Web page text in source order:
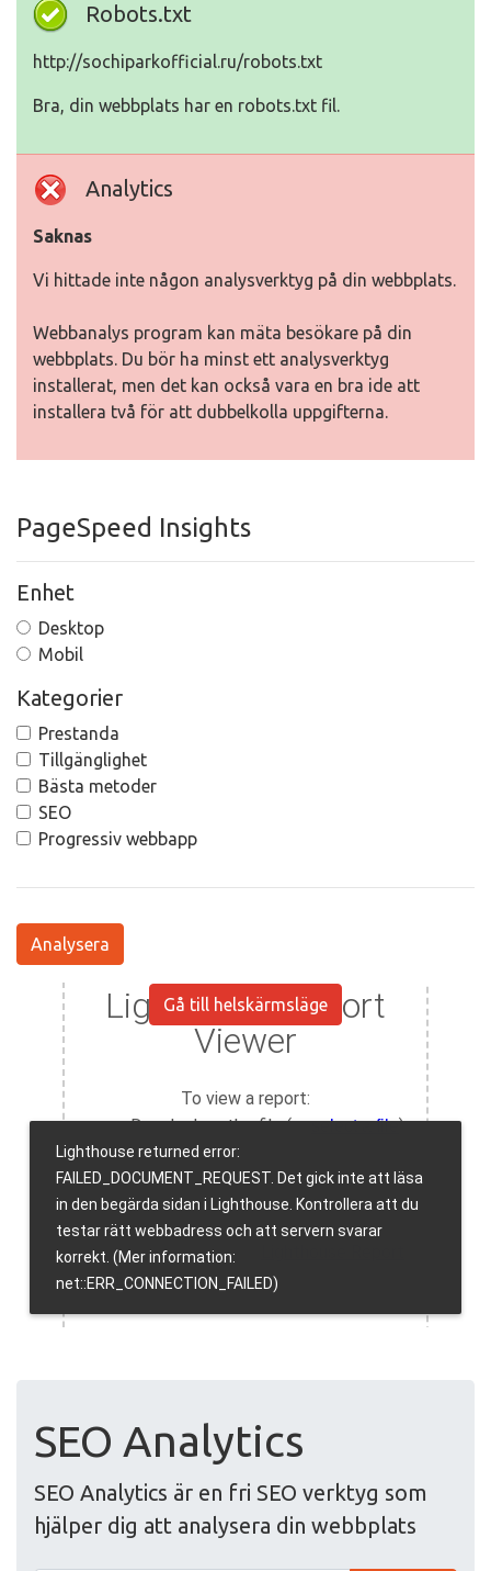
Robots.txt
http://sochiparkofficial.ru/robots.txt
Bra, din webbplats har en robots.txt fil.
Analytics
Saknas
Vi hittade inte någon analysverktyg på din webbplats.
Webbanalys program kan mäta besökare på din
webbplats. Du bör ha minst ett analysverktyg
installerat, men det kan också vara en bra ide att
installera två för att dubbelkolla uppgifterna.
PageSpeed Insights
Enhet
Desktop
Mobil
Kategorier
Prestanda
Tillgänglighet
Bästa metoder
SEO
Progressiv webbapp
Analysera
Gå till helskärmsläge
SEO Analytics
SEO Analytics är en fri SEO verktyg som
hjälper dig att analysera din webbplats